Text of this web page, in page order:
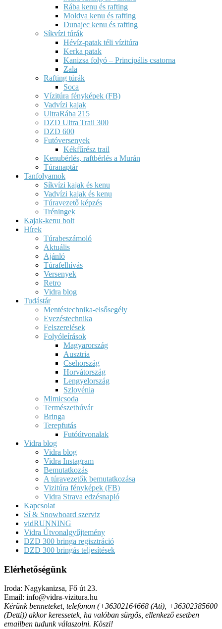
Rába kenu és rafting
Moldva kenu és rafting
Dunajec kenu és rafting
Síkvízi túrák
Hévíz-patak téli vízitúra
Kerka patak
Kanizsa folyó – Principális csatorna
Zala
Rafting túrák
Soca
Vízitúra fényképek (FB)
Vadvízi kajak
UltraRába 215
DZD Ultra Trail 300
DZD 600
Futóversenyek
Kékfűrész trail
Kenubérlés, raftbérlés a Murán
Túranaptár
Tanfolyamok
Síkvízi kajak és kenu
Vadvízi kajak és kenu
Túravezető képzés
Tréningek
Kajak-kenu bolt
Hírek
Túrabeszámoló
Aktuális
Ajánló
Túrafelhívás
Versenyek
Retro
Vidra blog
Tudástár
Mentéstechnika-elsősegély
Evezéstechnika
Felszerelések
Folyóleírások
Magyarország
Ausztria
Csehország
Horvátország
Lengyelország
Szlovénia
Mimicsoda
Természetbúvár
Bringa
Terepfutás
Futóútvonalak
Vidra blog
Vidra blog
Vidra Instagram
Bemutatkozás
A túravezetők bemutatkozása
Vizitúra fényképek (FB)
Vidra Strava edzésnapló
Kapcsolat
Sí & Snowboard szerviz
vidRUNNING
Vidra Útvonalgyűjtemény
DZD 300 bringa regisztráció
DZD 300 bringás teljesítések
Elérhetőségünk
Iroda: Nagykanizsa, Fő út 23.
Email: info@vidra-vizitura.hu
Kérünk benneteket, telefonon (+36302164668 (Ati), +36302385600
(Detti)) akkor keressetek, ha valóban sürgős, ellenkező esetben
emailben tudunk válaszolni. Köszi!